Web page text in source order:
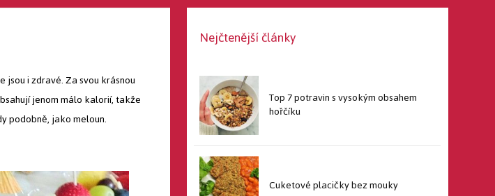
i zdravé. Za svou krásnou
jenom málo kalorií, takže
podobně, jako meloun.
Nejčtenější články
Top 7 potravin s vysokým obsahem
hořčíku
Cuketové placičky bez mouky